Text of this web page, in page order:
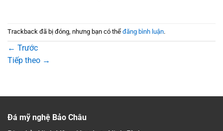
Trackback đã bị đóng, nhưng bạn có thể đăng bình luận.
← Trước
Tiếp theo →
Đá mỹ nghệ Bảo Châu